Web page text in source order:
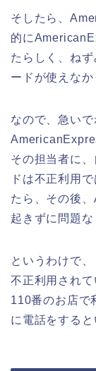
そしたら、
的に
たらしく、ね
ードが使えなか
なので、急い
その担当者に
ドは不正利用
たら、その後
起きずに問題な
というわけで
不正利用され
110番のお店で
に電話をすると